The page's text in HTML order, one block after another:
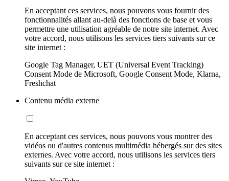
En acceptant ces services, nous pouvons vous fournir des
fonctionnalités allant au-delà des fonctions de base et vous
permettre une utilisation agréable de notre site internet. Avec
votre accord, nous utilisons les services tiers suivants sur ce
site internet :
Google Tag Manager, UET (Universal Event Tracking)
Consent Mode de Microsoft, Google Consent Mode, Klarna,
Freshchat
Contenu média externe
En acceptant ces services, nous pouvons vous montrer des
vidéos ou d'autres contenus multimédia hébergés sur des sites
externes. Avec votre accord, nous utilisons les services tiers
suivants sur ce site internet :